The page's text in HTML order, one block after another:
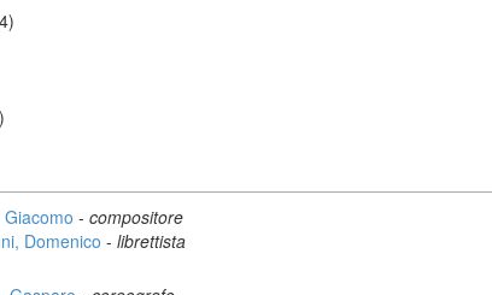
- compositore
Domenico - librettista